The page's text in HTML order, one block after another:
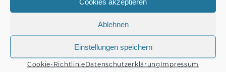
Ablehnen
Einstellungen speichern
Cookie-RichtlinieDatenschutzerklärung Impressum
gelb + rot + blau //
EUROLITE Set 3x …
Produkt kaufen
208 MK3 // OMNITRONIC
Swing Bracket for PAS-
2…
€42,90